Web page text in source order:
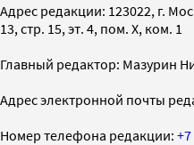
Адрес редакции: 123022, г.
13, стр. 15, эт. 4, пом. X, ком. 1
Главный редактор: Мазурин
Адрес электронной почты
Номер телефона редакции: